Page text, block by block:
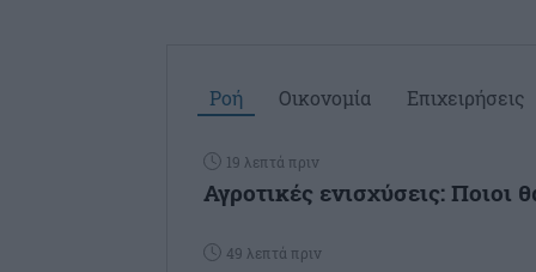
Ροή Οικονομία Επιχειρήσεις
19 λεπτά πριν
Αγροτικές ενισχύσεις: Ποιοι
49 λεπτά πριν